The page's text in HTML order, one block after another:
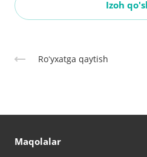
Izoh
Roʻyxatga qaytish
Maqolalar